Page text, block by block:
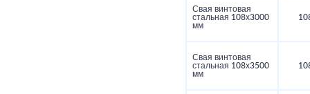
Свая винтовая
стальная 108х3000
мм
Свая винтовая
стальная 108х3500
мм